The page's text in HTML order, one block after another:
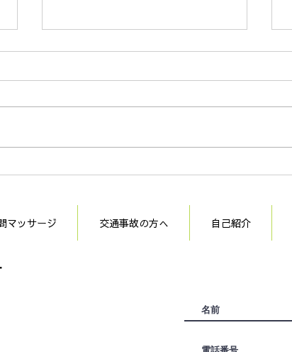
マッサージ 交通事故の方へ 自己紹介